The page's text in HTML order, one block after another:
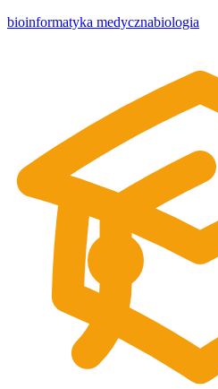
bioinformatyka medycznabiologia